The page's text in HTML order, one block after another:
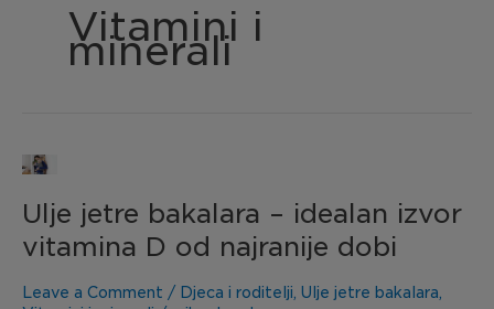
Vitamini i
minerali
Ulje jetre bakalara – idealan izvor
vitamina D od najranije dobi
Leave a Comment / Djeca i roditelji, Ulje jetre bakalara,
Ulje
bakalara
idealan
izvor